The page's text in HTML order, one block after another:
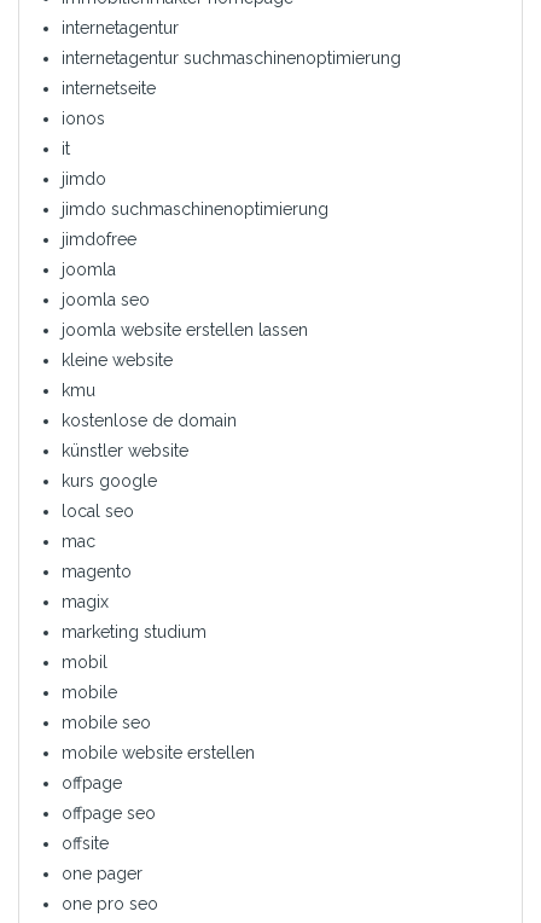
internetagentur
internetagentur suchmaschinenoptimierung
internetseite
ionos
it
jimdo
jimdo suchmaschinenoptimierung
jimdofree
joomla
joomla seo
joomla website erstellen lassen
kleine website
kmu
kostenlose de domain
künstler website
kurs google
local seo
mac
magento
magix
marketing studium
mobil
mobile
mobile seo
mobile website erstellen
offpage
offpage seo
offsite
one pager
one pro seo